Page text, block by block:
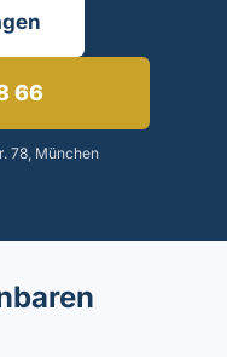
66
78, München